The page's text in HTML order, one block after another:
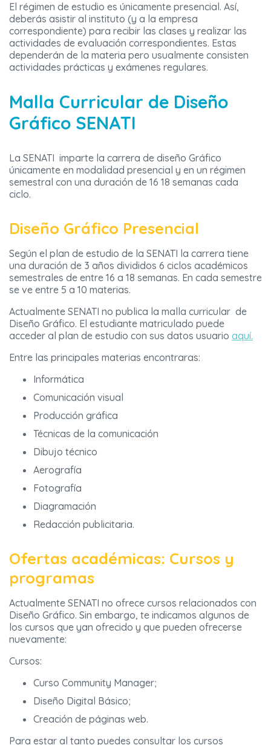
El régimen de estudio es únicamente presencial. Así,
deberás asistir al instituto (y a la empresa
correspondiente) para recibir las clases y realizar las
actividades de evaluación correspondientes. Estas
dependerán de la materia pero usualmente consisten
actividades prácticas y exámenes regulares.
Malla Curricular de Diseño
Gráfico SENATI
La SENATI imparte la carrera de diseño Gráfico
únicamente en modalidad presencial y en un régimen
semestral con una duración de 16 18 semanas cada
ciclo.
Diseño Gráfico Presencial
Según el plan de estudio de la SENATI la carrera tiene
una duración de 3 años divididos 6 ciclos académicos
semestrales de entre 16 a 18 semanas. En cada semestre
se ve entre 5 a 10 materias.
Actualmente SENATI no publica la malla curricular de
Diseño Gráfico. El estudiante matriculado puede
acceder al plan de estudio con sus datos usuario aquí.
Entre las principales materias encontraras:
Informática
Comunicación visual
Producción gráfica
Técnicas de la comunicación
Dibujo técnico
Aerografía
Fotografía
Diagramación
Redacción publicitaria.
Ofertas académicas: Cursos y
programas
Actualmente SENATI no ofrece cursos relacionados con
Diseño Gráfico. Sin embargo, te indicamos algunos de
los cursos que yan ofrecido y que pueden ofrecerse
nuevamente:
Cursos:
Curso Community Manager;
Diseño Digital Básico;
Creación de páginas web.
Para estar al tanto puedes consultar los cursos